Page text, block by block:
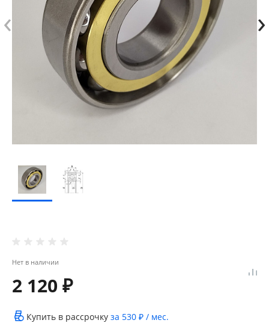
‹ ›
Нет в наличии
2 120 ₽
Купить в рассрочку за 530 ₽ / мес.